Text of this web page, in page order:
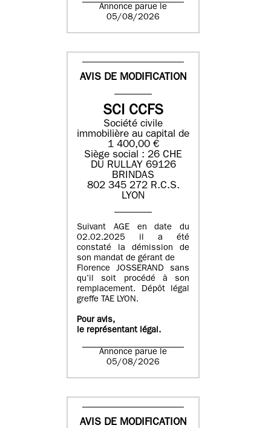
Annonce parue le
05/08/2026
AVIS DE MODIFICATION
SCI CCFS
Société civile
immobilière au capital de
1 400,00 €
Siège social : 26 CHE
DU RULLAY 69126
BRINDAS
802 345 272 R.C.S.
LYON
Suivant AGE en date du
02.02.2025 il a été
constaté la démission de
son mandat de gérant de
Florence JOSSERAND sans
qu’il soit procédé à son
remplacement. Dépôt légal
greffe TAE LYON.
Pour avis,
le représentant légal.
Annonce parue le
05/08/2026
AVIS DE MODIFICATION